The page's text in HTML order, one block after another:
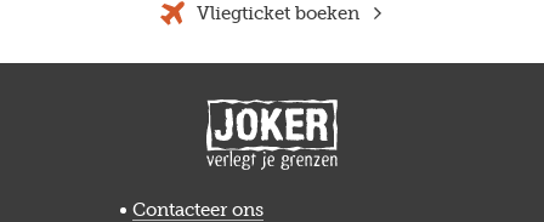
Vliegticket boeken
Contacteer ons